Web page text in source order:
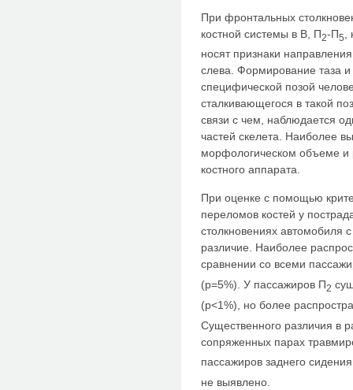
При фронтальных
костной системы в В, П2-П5
носят признаки
слева. Формирование таза
специфической позой
сталкивающегося в такой
связи с чем, наблюдается
частей скелета. Наиболее
морфологическом объеме и
костного аппарата.
При оценке с помощью
переломов костей у
столкновениях автомобиля
различие. Наиболее
сравнении со всеми
(p=5%). У пассажиров П2
(p<1%), но более
Существенного различия в
сопряженных парах
пассажиров заднего
не выявлено.